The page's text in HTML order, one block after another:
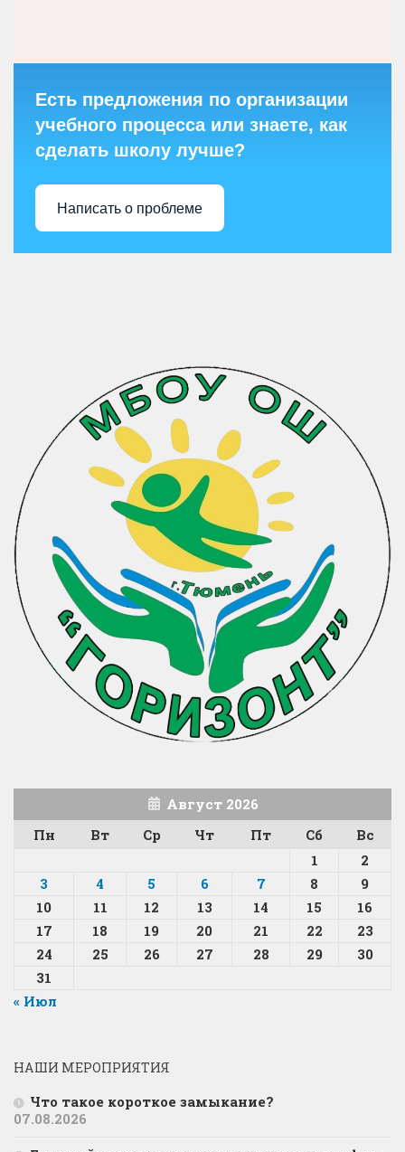
Есть предложения по организации
учебного процесса или знаете, как
сделать школу лучше?
Написать о проблеме
Август 2026
Пн
Вт Ср Чт Пт Сб
Вс
1
2
3
4 5 6 7 8
9
10
11 12 13 14 15
16
17
18 19 20 21 22
23
24
25 26 27 28 29
30
31
« Июл
НАШИ МЕРОПРИЯТИЯ
Что такое короткое замыкание?
07.08.2026